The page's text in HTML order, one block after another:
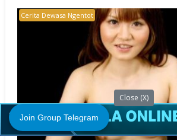
Cerita Dewasa Ngentot
Close (X)
Join Group Telegram